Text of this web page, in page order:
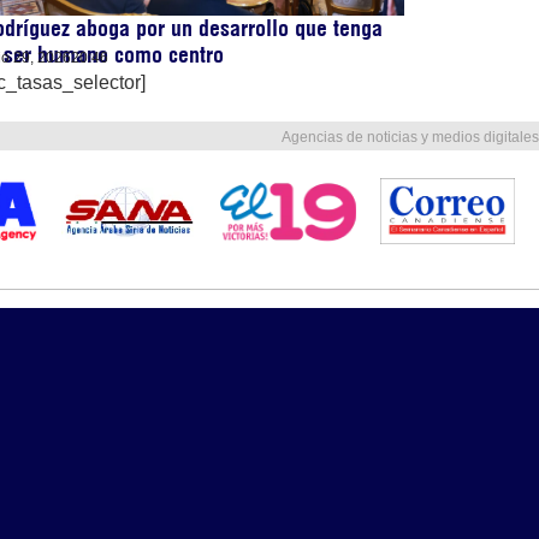
aboga por un desarrollo que tenga
humano como centro
29, 202620:46
Agencias de noticias y medios digitales